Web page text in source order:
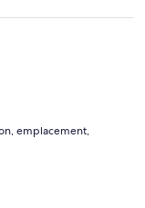
plenty of room for
the reception
fantastic! People
was an absolute
area is large and
cookware,
super helpful,
helped with
out of the pool.
I can’t say
emplacement,